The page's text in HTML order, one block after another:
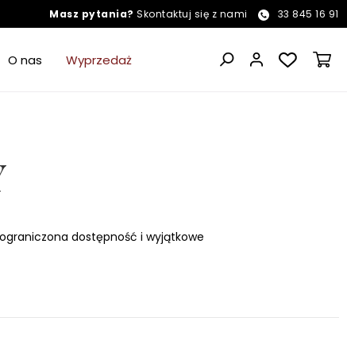
Masz pytania? Skontaktuj się z nami 33 845 16 91
O nas Wyprzedaż
dostępność i wyjątkowe